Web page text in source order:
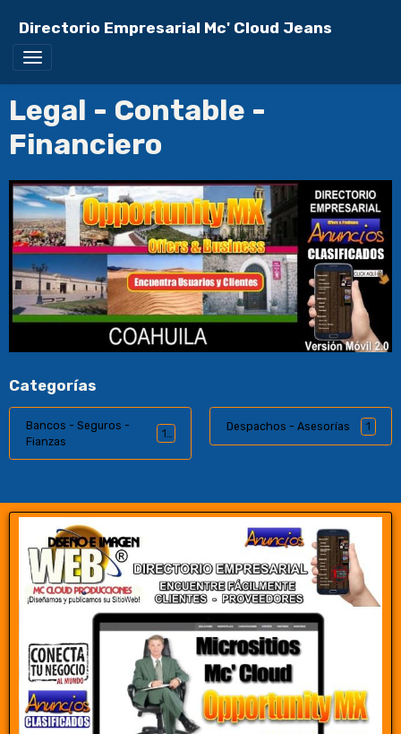
Directorio Empresarial Mc' Cloud Jeans
Legal - Contable -
Financiero
Categorías
Bancos - Seguros -
Fianzas
Despachos - Asesorías 1